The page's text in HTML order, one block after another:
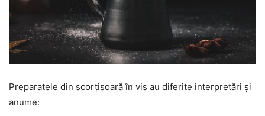
Preparatele din scorțișoară în vis au diferite interpretări și
anume: